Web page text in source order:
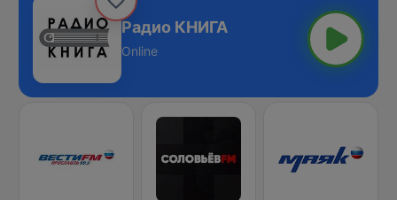
Радио КНИГА
Online